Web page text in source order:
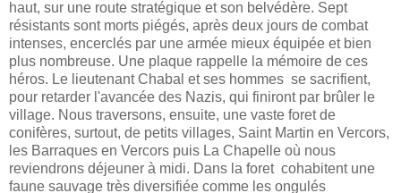
haut, sur une route stratégique et son belvédère. Sept
résistants sont morts piégés, après deux jours de combat
intenses, encerclés par une armée mieux équipée et bien
plus nombreuse. Une plaque rappelle la mémoire de ces
héros. Le lieutenant Chabal et ses hommes se sacrifient,
pour retarder l'avancée des Nazis, qui finiront par brûler le
village. Nous traversons, ensuite, une vaste foret de
conifères, surtout, de petits villages, Saint Martin en Vercors,
les Barraques en Vercors puis La Chapelle où nous
reviendrons déjeuner à midi. Dans la foret cohabitent une
faune sauvage très diversifiée comme les ongulés